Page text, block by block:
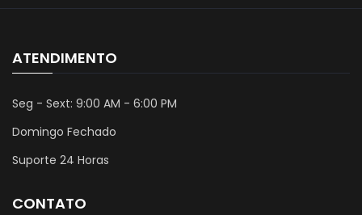
ATENDIMENTO
Seg - Sext: 9:00 AM - 6:00 PM
Domingo Fechado
Suporte 24 Horas
CONTATO